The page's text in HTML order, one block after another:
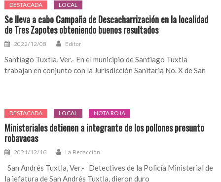
DESTACADA LOCAL
Se lleva a cabo Campaña de Descacharrización en la localidad
de Tres Zapotes obteniendo buenos resultados
2022/12/08 Editor
Santiago Tuxtla, Ver.- En el municipio de Santiago Tuxtla
trabajan en conjunto con la Jurisdicción Sanitaria No. X de San
DESTACADA LOCAL NOTA ROJA
Ministeriales detienen a integrante de los pollones presunto
robavacas
2021/12/16 La Redacción
San Andrés Tuxtla, Ver.- Detectives de la Policía Ministerial de
la jefatura de San Andrés Tuxtla, dieron duro